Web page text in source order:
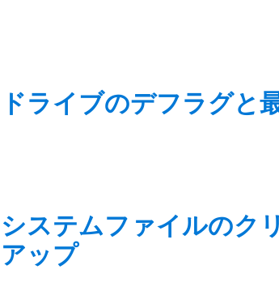
ドライブのデフラグと
システムファイルのク
アップ